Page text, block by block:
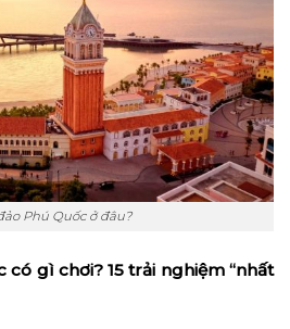
Phú Quốc ở đâu?
có gì chơi? 15 trải nghiệm “nhất